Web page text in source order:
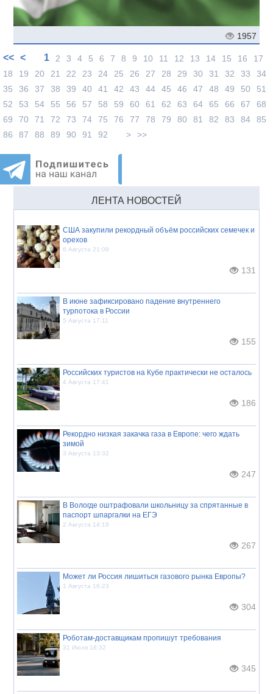
1957
<< < 1 2 3 4 5 6 7 8 9 10 11 12 13 14 15 16
17
18
19 20 21 22 23 24 25 26 27 28 29 30 31 32 33
34
35
36 37 38 39 40 41 42 43 44 45 46 47 48 49 50
51
52
53 54 55 56 57 58 59 60 61 62 63 64 65 66 67
68
69
70 71 72 73 74 75 76 77 78 79 80 81 82 83 84
85
86
87 88 89 90 91 92 > >>
ЛЕНТА НОВОСТЕЙ
США закупили рекордный объём российских семечек и
орехов
6 Августа 21:09
131
В июне зафиксировано падение внутреннего
турпотока в России
5 Августа 17:11
155
Российских туристов на Кубе практически не осталось
4 Августа 17:41
186
Рекордно низкая закачка газа в Европе: чего ждать
зимой
3 Августа 13:32
247
В Вологде оштрафовали школьницу за спрятанные в
паспорт шпаргалки на ЕГЭ
2 Августа 14:19
267
Может ли Россия лишиться газового рынка Европы?
1 Августа 16:23
304
Роботам-доставщикам пропишут требования
31 Июля 18:32
345